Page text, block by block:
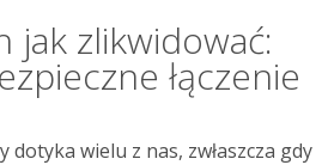
jak zlikwidować:
łączenie
wielu z nas, zwłaszcza gdy